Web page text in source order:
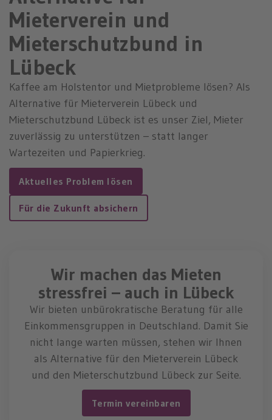
Mieterverein und
Mieterschutzbund in
Lübeck
Kaffee am Holstentor und Mietprobleme lösen? Als
Alternative für Mieterverein Lübeck und
Mieterschutzbund Lübeck ist es unser Ziel, Mieter
zuverlässig zu unterstützen – statt langer
Wartezeiten und Papierkrieg.
Aktuelles Problem lösen
Für die Zukunft absichern
Wir machen das Mieten
stressfrei – auch in Lübeck
Wir bieten unbürokratische Beratung für alle
Einkommensgruppen in Deutschland. Damit Sie
nicht lange warten müssen, stehen wir Ihnen
als Alternative für den Mieterverein Lübeck
und den Mieterschutzbund Lübeck zur Seite.
Termin vereinbaren